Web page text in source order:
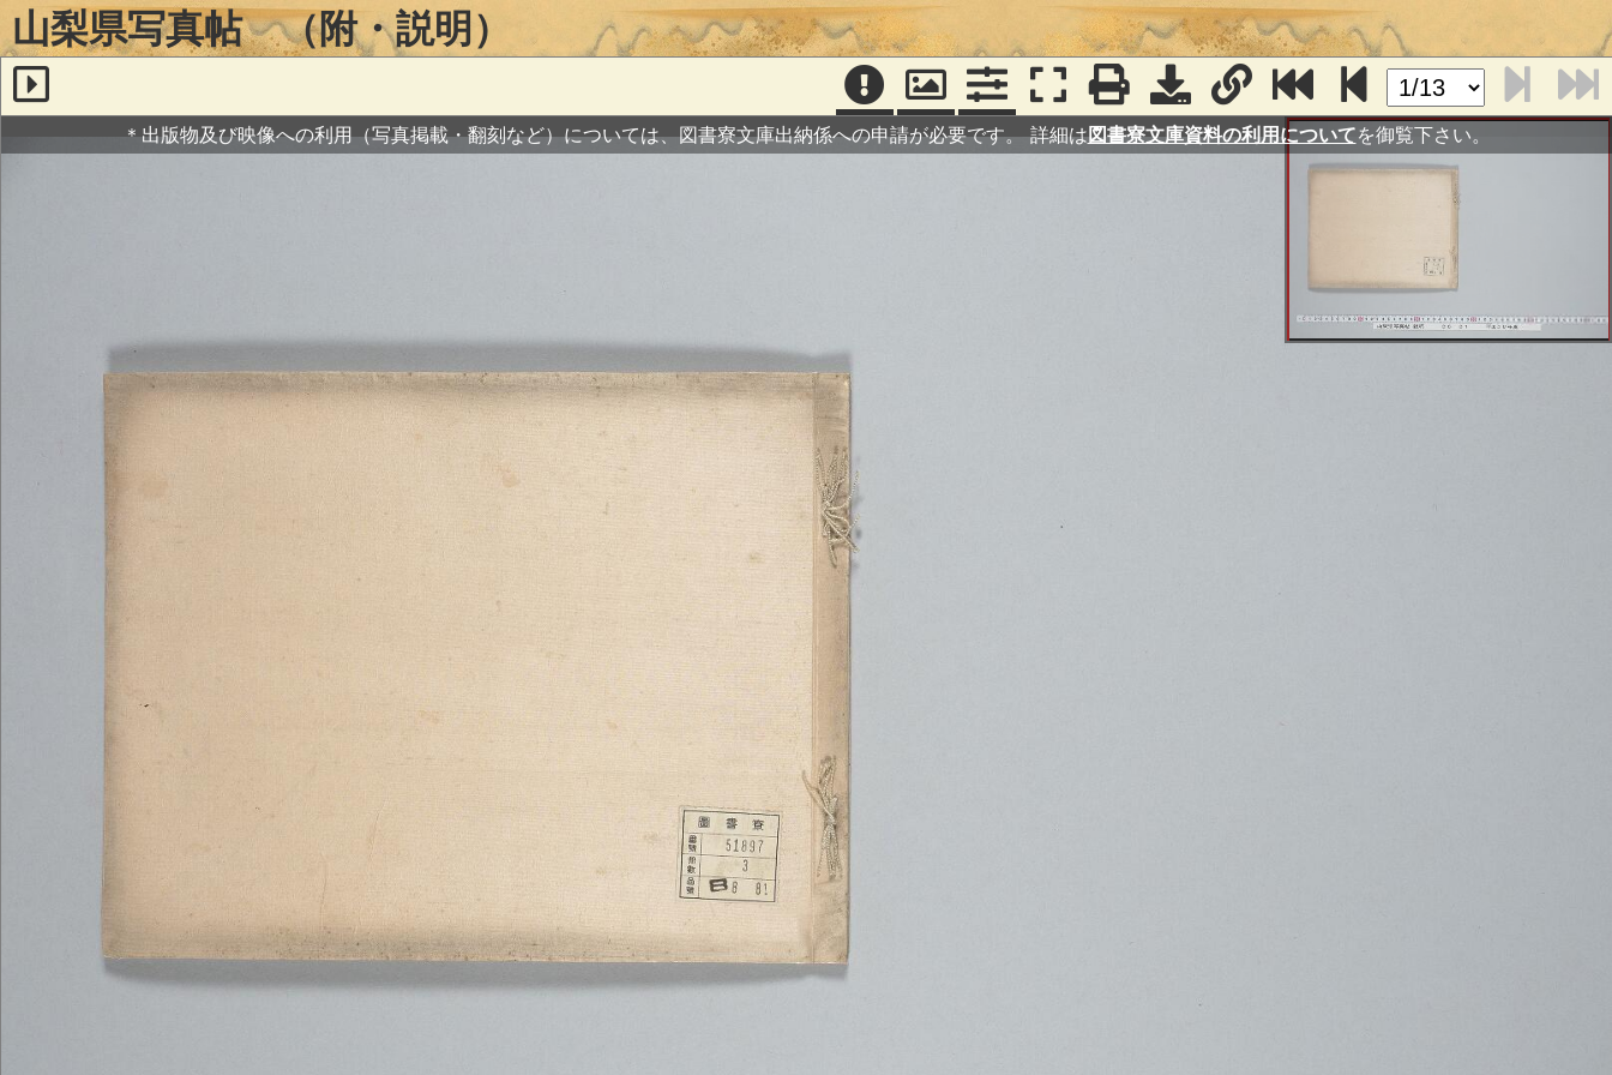
山梨県写真帖 （附・説明）
＊出版物及び映像への利用（写真掲載・翻刻など）については、図書寮文庫出納係への申請が必要です。詳細は図書寮文庫資料の利用についてを御覧下さい。